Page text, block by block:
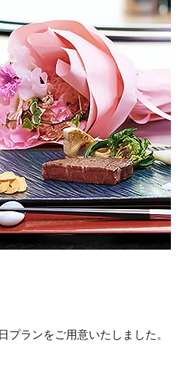
ランをご用意いたしました。